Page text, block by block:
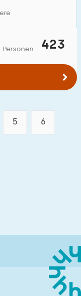
423
Personen
5 6